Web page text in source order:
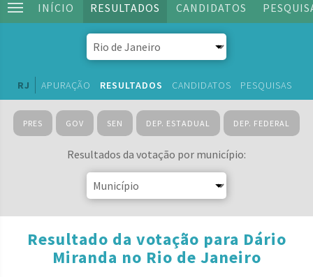
INÍCIO RESULTADOS CANDIDATOS
RJ APURAÇÃO RESULTADOS CANDIDATOS PESQUISAS
PRES GOV SEN DEP. ESTADUAL DEP. FEDERAL
Resultados da votação por município:
Resultado da votação para Dário
Miranda no Rio de Janeiro